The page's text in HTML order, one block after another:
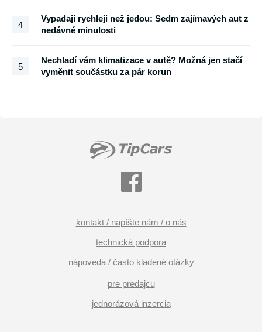
4
Vypadají rychleji než jedou: Sedm zajímavých aut z
nedávné minulosti
5
Nechladí vám klimatizace v autě? Možná jen stačí
vyměnit součástku za pár korun
kontakt / napíšte nám / o nás
technická podpora
nápoveda / často kladené otázky
pre predajcu
jednorázová inzercia